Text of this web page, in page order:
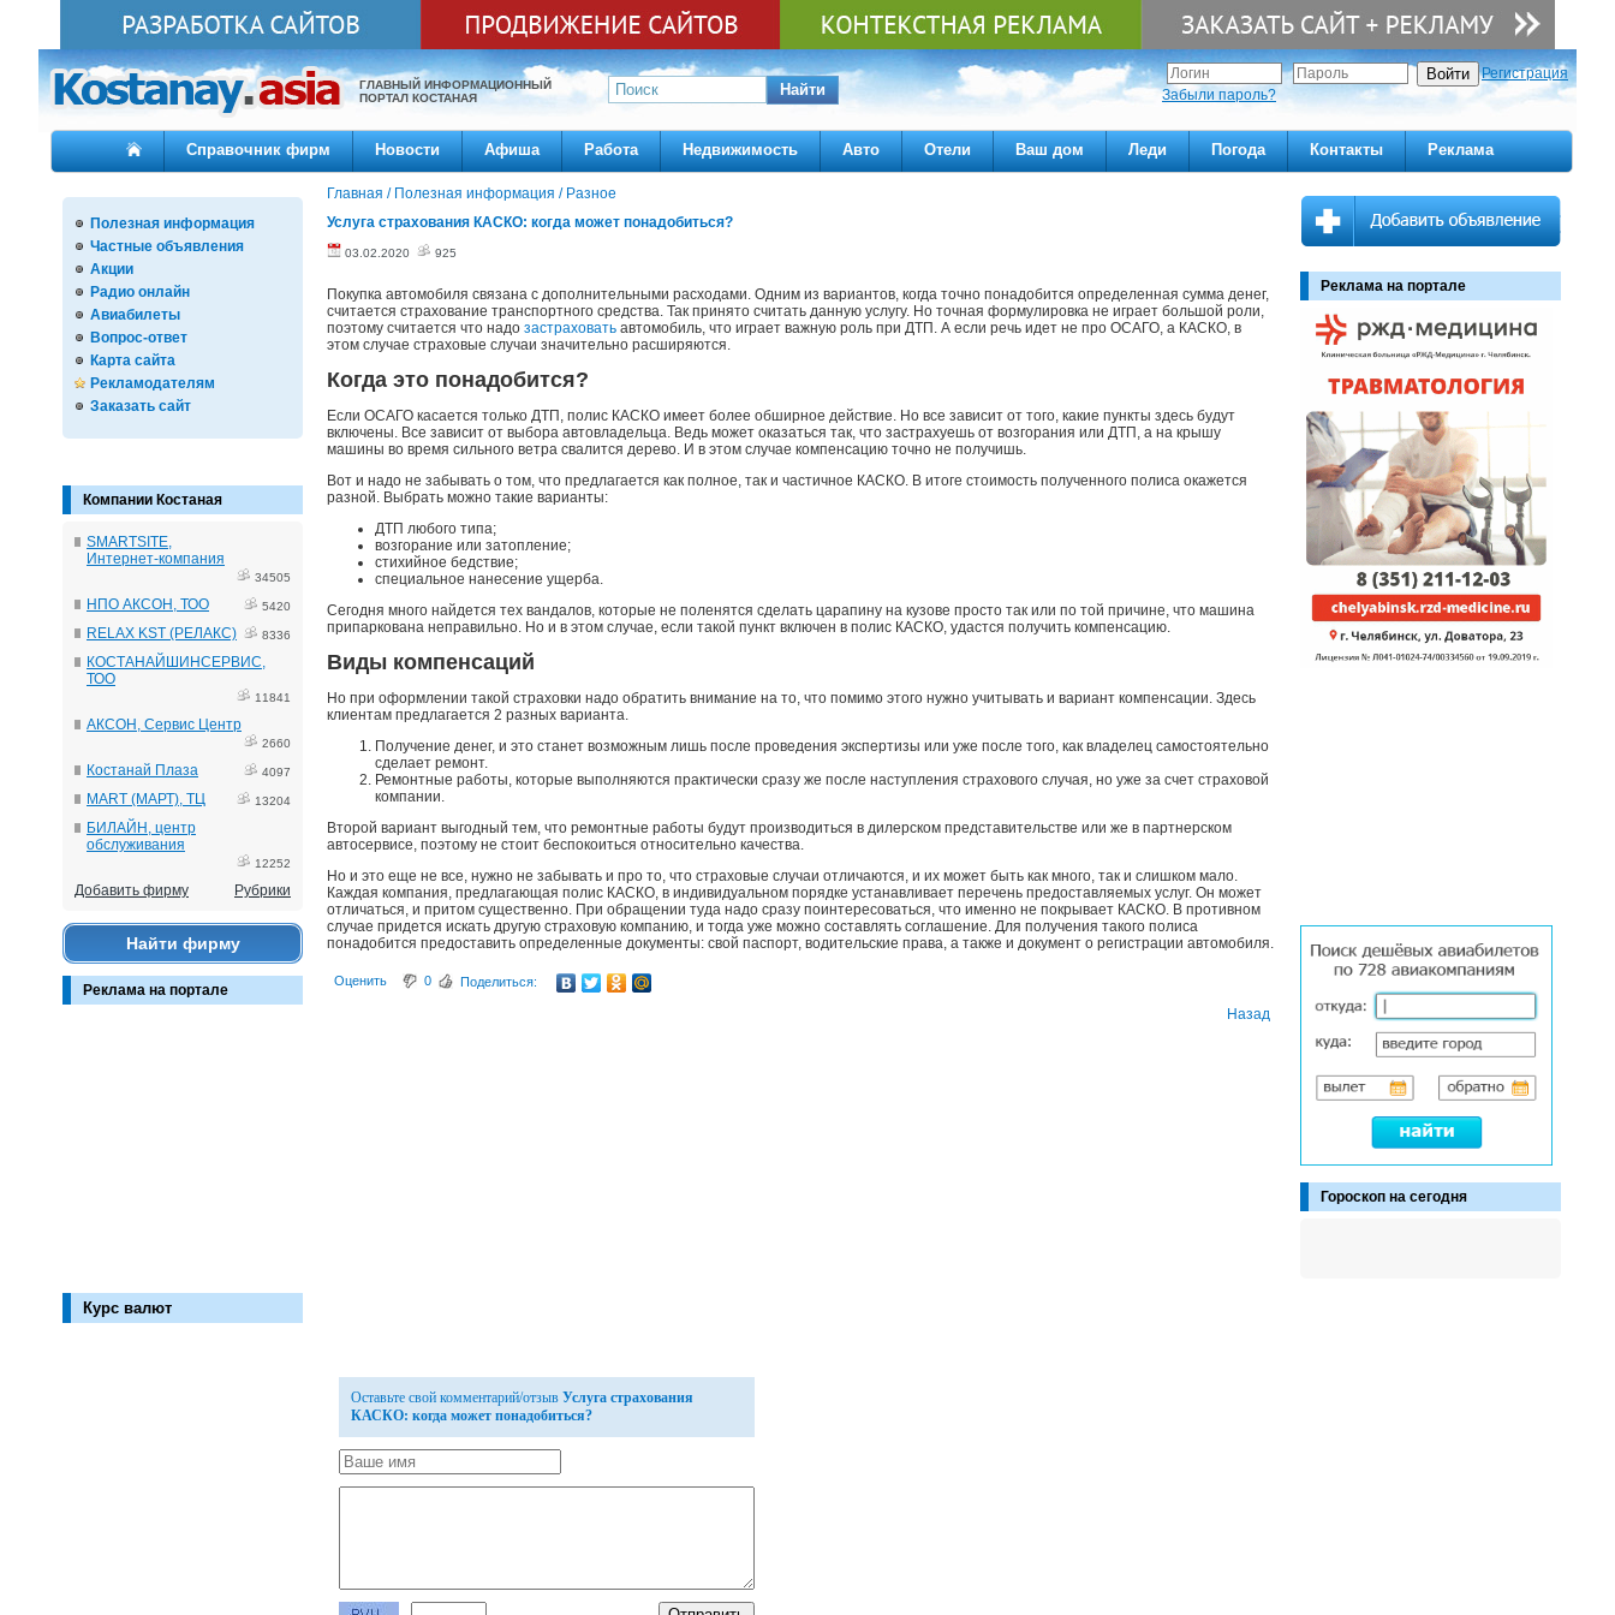
ГЛАВНЫЙ ИНФОРМАЦИОННЫЙ
ПОРТАЛ КОСТАНАЯ
Найти
Регистрация
Забыли пароль?
Справочник фирм Новости Афиша Работа Недвижимость Авто Отели Ваш дом Леди Погода Контакты Реклама
Полезная информация
Частные объявления
Акции
Радио онлайн
Авиабилеты
Вопрос-ответ
Карта сайта
Рекламодателям
Заказать сайт
Компании Костаная
SMARTSITE,
Интернет-компания
34505
НПО АКСОН, ТОО 5420
RELAX KST (РЕЛАКС) 8336
КОСТАНАЙШИНСЕРВИС,
ТОО
11841
АКСОН, Сервис Центр
2660
Костанай Плаза 4097
MART (МАРТ), ТЦ 13204
БИЛАЙН, центр
обслуживания
12252
Добавить фирму Рубрики
Найти фирму
Реклама на портале
Курс валют
Главная / Полезная информация / Разное
Услуга страхования КАСКО: когда может понадобиться?
03.02.2020 925
Покупка автомобиля связана с дополнительными расходами. Одним из вариантов, когда точно понадобится определенная сумма денег,
считается страхование транспортного средства. Так принято считать данную услугу. Но точная формулировка не играет большой роли,
поэтому считается что надо застраховать автомобиль, что играет важную роль при ДТП. А если речь идет не про ОСАГО, а КАСКО, в
этом случае страховые случаи значительно расширяются.
Когда это понадобится?
Если ОСАГО касается только ДТП, полис КАСКО имеет более обширное действие. Но все зависит от того, какие пункты здесь будут
включены. Все зависит от выбора автовладельца. Ведь может оказаться так, что застрахуешь от возгорания или ДТП, а на крышу
машины во время сильного ветра свалится дерево. И в этом случае компенсацию точно не получишь.
Вот и надо не забывать о том, что предлагается как полное, так и частичное КАСКО. В итоге стоимость полученного полиса окажется
разной. Выбрать можно такие варианты:
ДТП любого типа;
возгорание или затопление;
стихийное бедствие;
специальное нанесение ущерба.
Сегодня много найдется тех вандалов, которые не поленятся сделать царапину на кузове просто так или по той причине, что машина
припаркована неправильно. Но и в этом случае, если такой пункт включен в полис КАСКО, удастся получить компенсацию.
Виды компенсаций
Но при оформлении такой страховки надо обратить внимание на то, что помимо этого нужно учитывать и вариант компенсации. Здесь
клиентам предлагается 2 разных варианта.
Получение денег, и это станет возможным лишь после проведения экспертизы или уже после того, как владелец самостоятельно
сделает ремонт.
Ремонтные работы, которые выполняются практически сразу же после наступления страхового случая, но уже за счет страховой
компании.
Второй вариант выгодный тем, что ремонтные работы будут производиться в дилерском представительстве или же в партнерском
автосервисе, поэтому не стоит беспокоиться относительно качества.
Но и это еще не все, нужно не забывать и про то, что страховые случаи отличаются, и их может быть как много, так и слишком мало.
Каждая компания, предлагающая полис КАСКО, в индивидуальном порядке устанавливает перечень предоставляемых услуг. Он может
отличаться, и притом существенно. При обращении туда надо сразу поинтересоваться, что именно не покрывает КАСКО. В противном
случае придется искать другую страховую компанию, и тогда уже можно составлять соглашение. Для получения такого полиса
понадобится предоставить определенные документы: свой паспорт, водительские права, а также и документ о регистрации автомобиля.
Оценить 0 Поделиться:
Назад
Оставьте свой комментарий/отзыв Услуга страхования
КАСКО: когда может понадобиться?
Реклама на портале
Гороскоп на сегодня